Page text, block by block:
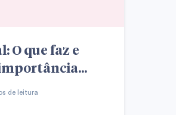
O que faz e
de leitura